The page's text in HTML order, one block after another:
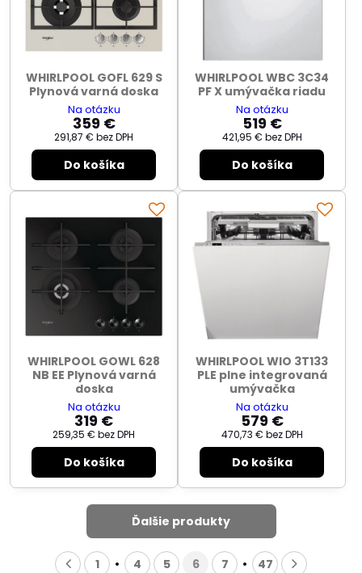
WHIRLPOOL GOFL 629 S
Plynová varná doska
Na otázku
359 €
291,87 € bez DPH
Do košíka
WHIRLPOOL WBC 3C34
PF X umývačka riadu
Na otázku
519 €
421,95 € bez DPH
Do košíka
WHIRLPOOL GOWL 628
NB EE Plynová varná
doska
Na otázku
319 €
259,35 € bez DPH
Do košíka
WHIRLPOOL WIO 3T133
PLE plne integrovaná
umývačka
Na otázku
579 €
470,73 € bez DPH
Do košíka
Ďalšie produkty
1 4 5 6 7 47